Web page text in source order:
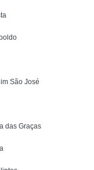
São José
das Graças